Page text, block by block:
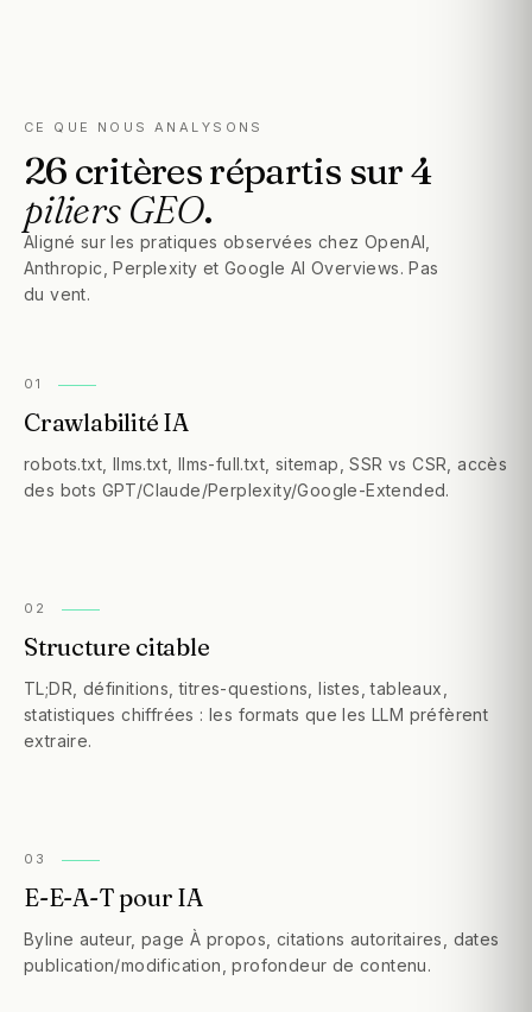
CE QUE NOUS ANALYSONS
26 critèresrépartis sur4
piliers GEO.
Aligné sur les pratiques observées chez OpenAI,
Anthropic, Perplexity et Google AI Overviews. Pas
du vent.
01
Crawlabilité IA
robots.txt, llms.txt, llms-full.txt, sitemap, SSR vs CSR, accès
des bots GPT/Claude/Perplexity/Google-Extended.
0 2
Structure citable
TL;DR, définitions, titres-questions, listes, tableaux,
statistiques chiffrées : les formats que les LLM préfèrent
extraire.
0 3
E-E-A-T pour IA
Byline auteur, page À propos, citations autoritaires, dates
publication/modification, profondeur de contenu.